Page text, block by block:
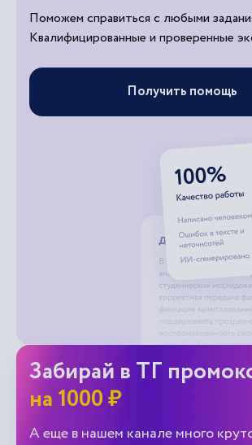
Поможем справиться с любыми
Квалифицированные и проверенные
Получить помощь
Забирай в ТГ
на 1000 ₽
А еще в нашем канале много